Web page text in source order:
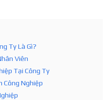
Ty Là Gì?
Viên
Tại Công Ty
Công Nghiệp